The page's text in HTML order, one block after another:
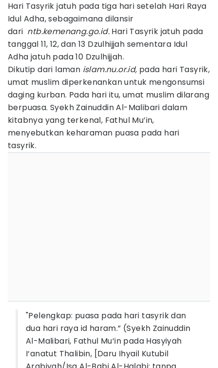
Hari Tasyrik jatuh pada tiga hari setelah Hari Raya
Idul Adha, sebagaimana dilansir
dari ntb.kemenang.go.id. Hari Tasyrik jatuh pada
tanggal 11, 12, dan 13 Dzulhijjah sementara Idul
Adha jatuh pada 10 Dzulhijjah.
Dikutip dari laman islam.nu.or.id, pada hari Tasyrik,
umat muslim diperkenankan untuk mengonsumsi
daging kurban. Pada hari itu, umat muslim dilarang
berpuasa. Syekh Zainuddin Al-Malibari dalam
kitabnya yang terkenal, Fathul Mu’in,
menyebutkan keharaman puasa pada hari
tasyrik.
"Pelengkap: puasa pada hari tasyrik dan
dua hari raya id haram.” (Syekh Zainuddin
Al-Malibari, Fathul Mu‘in pada Hasyiyah
I‘anatut Thalibin, [Daru Ihyail Kutubil